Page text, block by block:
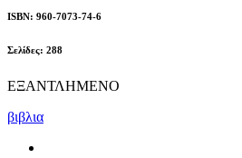
ISBN: 960-7073-74-6
Σελίδες: 288
ΕΞΑΝΤΛΗΜΕΝΟ
βιβλια